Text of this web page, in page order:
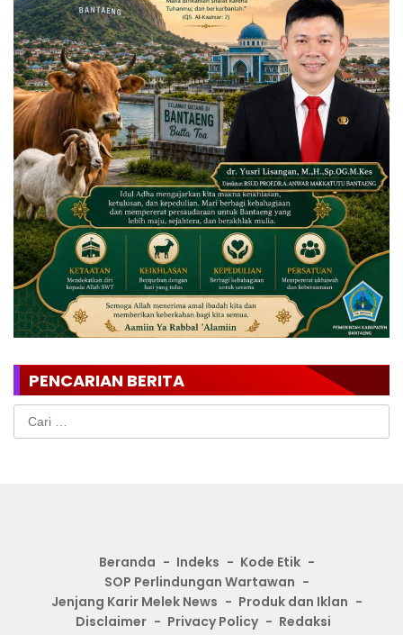
PENCARIAN BERITA
Cari
untuk:
Beranda Indeks
Kode Etik
SOP Perlindungan Wartawan
Jenjang Karir Melek News
Produk dan Iklan
Disclaimer
Privacy Policy Redaksi